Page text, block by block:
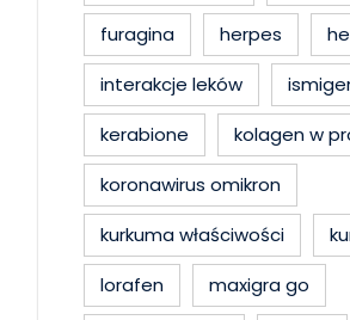
furagina
herpes
interakcje leków
kerabione
kolagen w
koronawirus omikron
kurkuma właściwości
lorafen
maxigra go